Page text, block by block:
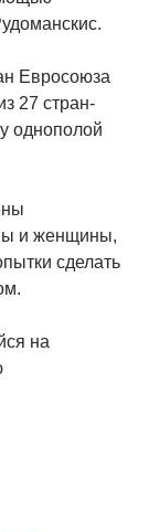
Евросоюза
27 стран-
однополой
и женщины,
сделать
на